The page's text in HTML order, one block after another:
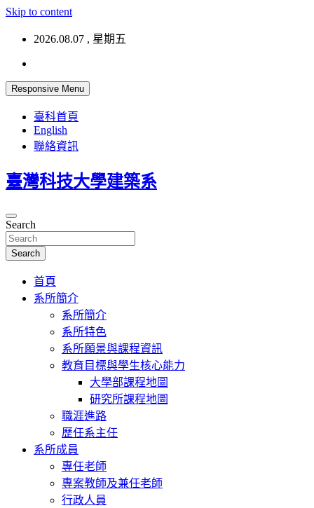
Skip to content
2026.08.07 , 星期五
Responsive Menu
臺科首頁
English
聯絡資訊
臺灣科技大學建築系
Search
Search
首頁
系所簡介
系所簡介
系所特色
系所願景與課程資訊
教育目標與學生核心能力
大學部課程地圖
研究所課程地圖
職涯進路
歷任系主任
系所成員
專任老師
專案教師及兼任老師
行政人員